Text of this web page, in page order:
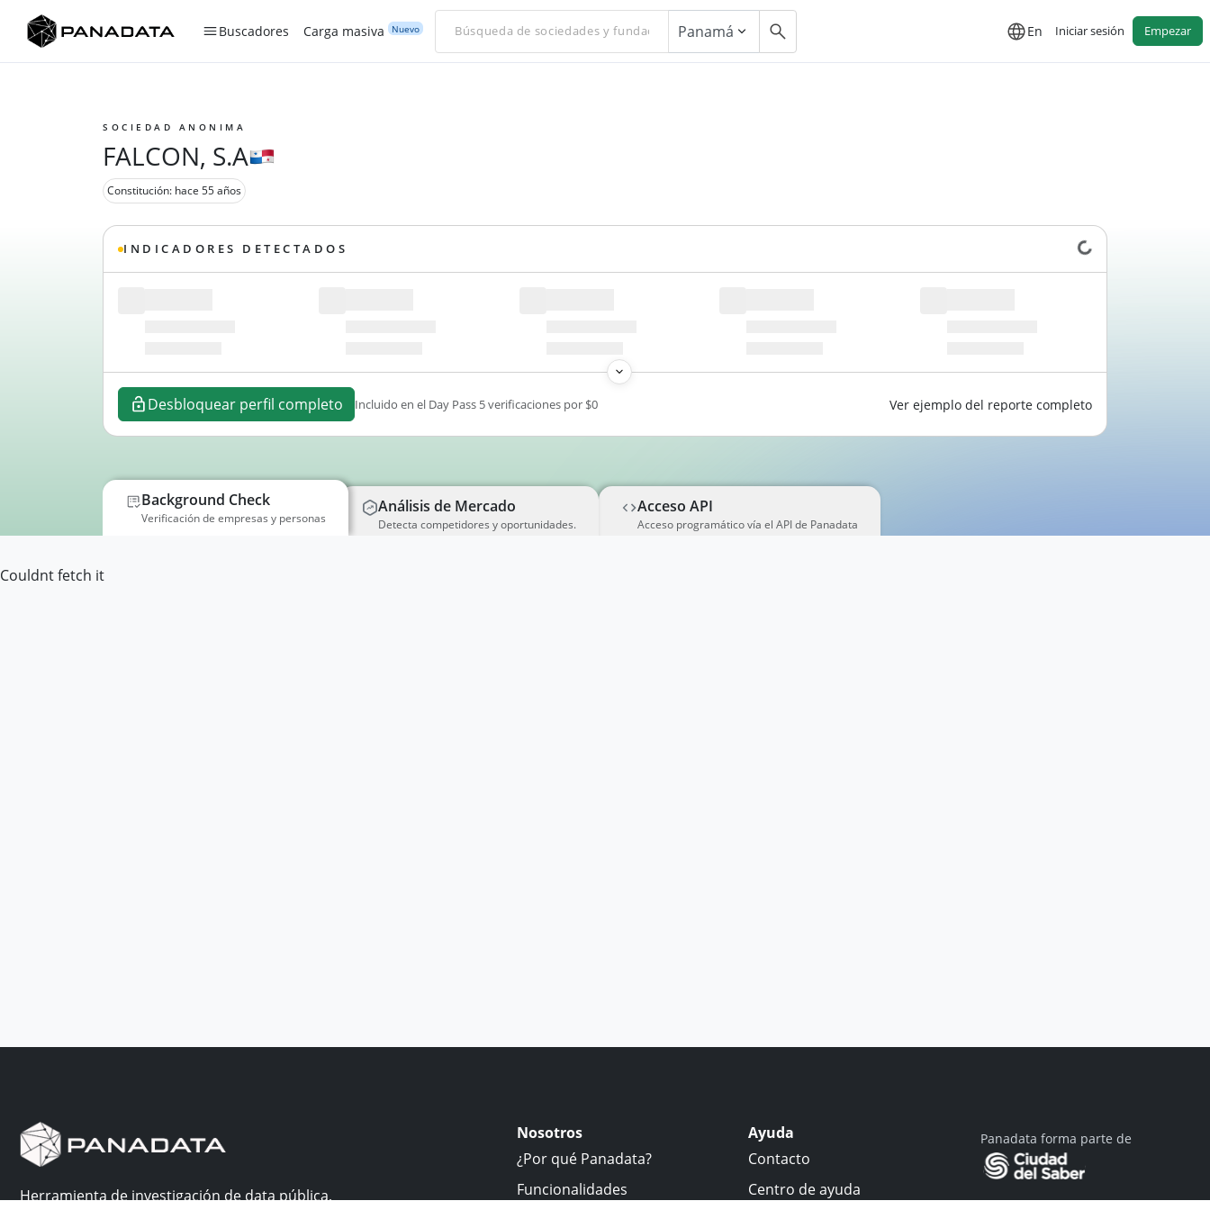
Buscadores Carga masiva Nuevo Panamá En Iniciar sesión Empezar
SOCIEDAD ANONIMA
FALCON, S.A
Constitución: hace 55 años
INDICADORES DETECTADOS Cargando datos...
Desbloquear perfil completo Incluido en el Day Pass 5 verificaciones por $0 Ver ejemplo del reporte completo
Background Check
Verificación de empresas y personas
Análisis de Mercado
Detecta competidores y oportunidades.
Acceso API
Acceso programático vía el API de Panadata
Couldnt fetch it
Herramienta de investigación de data pública,
Nosotros
¿Por qué Panadata?
Funcionalidades
Ayuda
Contacto
Centro de ayuda
Panadata forma parte de